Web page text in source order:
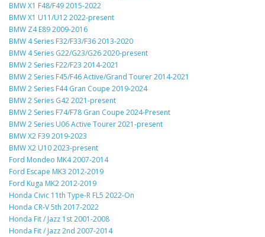
BMW X1 F48/F49 2015-2022
BMW X1 U11/U12 2022-present
BMW Z4 E89 2009-2016
BMW 4 Series F32/F33/F36 2013-2020
BMW 4 Series G22/G23/G26 2020-present
BMW 2 Series F22/F23 2014-2021
BMW 2 Series F45/F46 Active/Grand Tourer 2014-2021
BMW 2 Series F44 Gran Coupe 2019-2024
BMW 2 Series G42 2021-present
BMW 2 Series F74/F78 Gran Coupe 2024-Present
BMW 2 Series U06 Active Tourer 2021-present
BMW X2 F39 2019-2023
BMW X2 U10 2023-present
Ford Mondeo MK4 2007-2014
Ford Escape MK3 2012-2019
Ford Kuga MK2 2012-2019
Honda Civic 11th Type-R FL5 2022-On
Honda CR-V 5th 2017-2022
Honda Fit / Jazz 1st 2001-2008
Honda Fit / Jazz 2nd 2007-2014